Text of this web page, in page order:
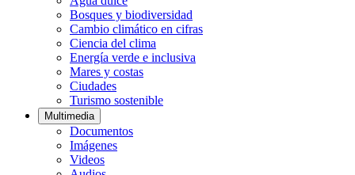
Bosques y biodiversidad
Cambio climático en cifras
Ciencia del clima
Energía verde e inclusiva
Mares y costas
Ciudades
Turismo sostenible
Multimedia
Documentos
Imágenes
Videos